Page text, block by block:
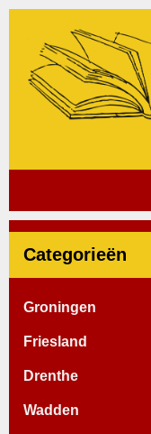
Categorieën
Groningen
Friesland
Drenthe
Wadden